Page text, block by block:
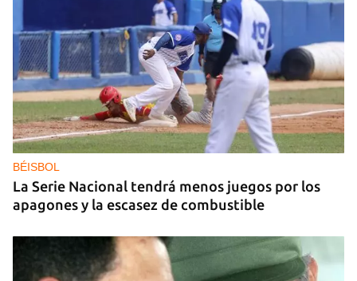
GAS
Los puntos de ProGas vuelven a cerrar en La
Habana tras agotarse las balitas de gas en
dólares
BÉISBOL
La Serie Nacional tendrá menos juegos por los
apagones y la escasez de combustible